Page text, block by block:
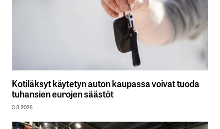
Kotiläksyt käytetyn auton kaupassa voivat tuoda
tuhansien eurojen säästöt
3.8.2026